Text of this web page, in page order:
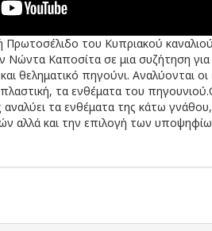
του Κυπριακού
Νώντα Καποσίτα σε μια συζήτηση για
θεληματικό πηγούνι. Αναλύονται οι
τα ενθέματα του
αναλύει τα ενθέματα της κάτω
αλλά και την επιλογή των